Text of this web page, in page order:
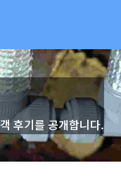
후기를 공개합니다.